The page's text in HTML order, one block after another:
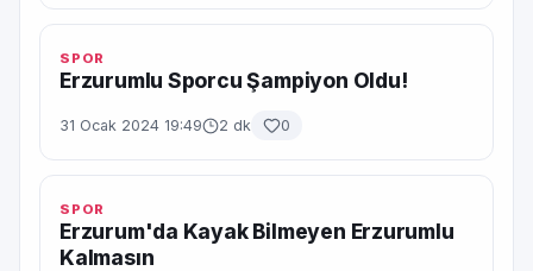
SPOR
Erzurumlu Sporcu Şampiyon Oldu!
31 Ocak 2024 19:49 2 dk 0
SPOR
Erzurum'da Kayak Bilmeyen Erzurumlu
Kalmasın